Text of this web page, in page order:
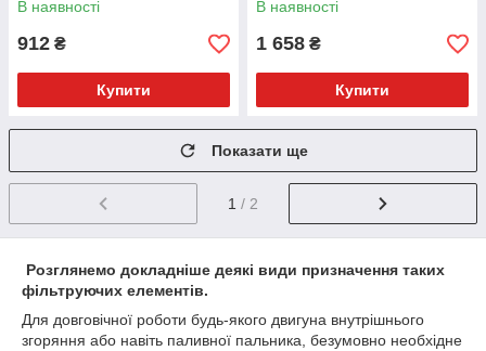
В наявності
912 ₴
Купити
В наявності
1 658 ₴
Купити
Показати ще
1 / 2
Розглянемо докладніше деякі види призначення таких
фільтруючих елементів.
Для довговічної роботи будь-якого двигуна внутрішнього
згоряння або навіть паливної пальника, безумовно необхідне